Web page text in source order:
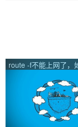
route -f不能上网了，